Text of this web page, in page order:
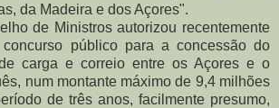
da Madeira e dos Açores".
de Ministros autorizou recentemente
público para a concessão do
carga e correio entre os Açores e o
num montante máximo de 9,4 milhões
de três anos, facilmente presumo,